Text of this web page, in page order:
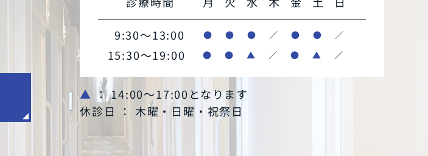
9:30～13:00 ● ● ● ／ ● ● ／
15:30～19:00 ● ● ▲ ／ ● ▲ ／
▲ ： 14:00～17:00となります
休診日 ： 木曜・日曜・祝祭日